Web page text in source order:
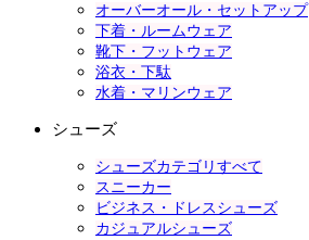
オーバーオール・セットアップ
下着・ルームウェア
靴下・フットウェア
浴衣・下駄
水着・マリンウェア
シューズ
シューズカテゴリすべて
スニーカー
ビジネス・ドレスシューズ
カジュアルシューズ